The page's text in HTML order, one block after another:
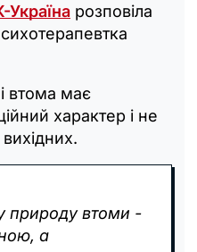
Україна розповіла
втома має
характер і не
природу втоми -
а